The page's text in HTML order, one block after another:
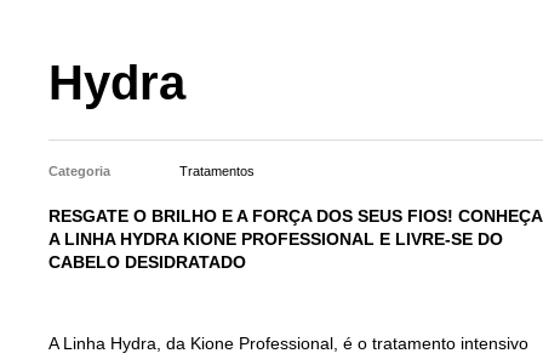
Hydra
Categoria Tratamentos
RESGATE O BRILHO E A FORÇA DOS SEUS FIOS! CONHEÇA
A LINHA HYDRA KIONE PROFESSIONAL E LIVRE-SE DO
CABELO DESIDRATADO
A Linha Hydra, da Kione Professional, é o tratamento intensivo